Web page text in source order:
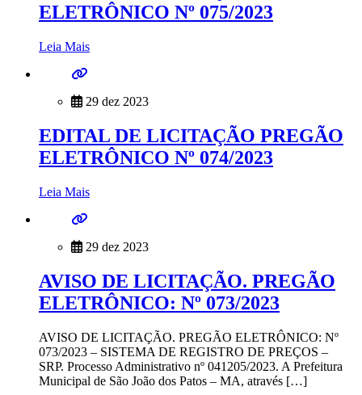
ELETRÔNICO Nº 075/2023
Leia Mais
29 dez 2023
EDITAL DE LICITAÇÃO PREGÃO
ELETRÔNICO Nº 074/2023
Leia Mais
29 dez 2023
AVISO DE LICITAÇÃO. PREGÃO
ELETRÔNICO: Nº 073/2023
AVISO DE LICITAÇÃO. PREGÃO ELETRÔNICO: Nº
073/2023 – SISTEMA DE REGISTRO DE PREÇOS –
SRP. Processo Administrativo nº 041205/2023. A Prefeitura
Municipal de São João dos Patos – MA, através […]